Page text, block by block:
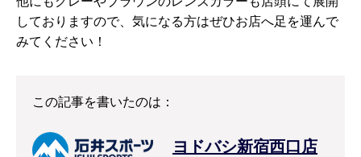
しておりますので、気になる方はぜひお店へ足を運んで
みてください！
この記事を書いたのは：
ヨドバシ新宿西口店